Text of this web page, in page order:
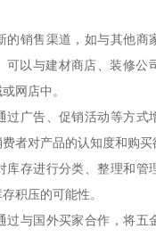
的销售渠道，如与其他商
可以与建材商店、装修公
网店中。
过广告、促销活动等方式
者对产品的认知度和购买
库存进行分类、整理和管
积压的可能性。
过与国外买家合作，将五